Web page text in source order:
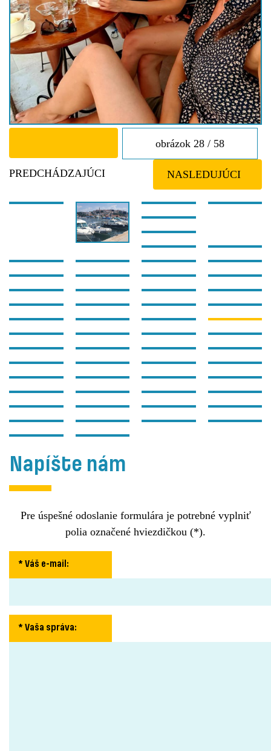
PREDCHÁDZAJÚCI
obrázok 28 / 58
NASLEDUJÚCI
Napíšte nám
Pre úspešné odoslanie formulára je potrebné vyplniť
polia označené hviezdičkou (*).
* Váš e-mail :
* Vaša správa: